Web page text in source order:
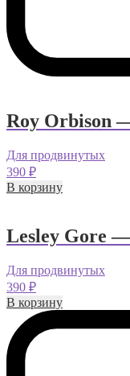
Roy Orbison
Для продвинутых
390 ₽
В корзину
Lesley Gore
Для продвинутых
390 ₽
В корзину